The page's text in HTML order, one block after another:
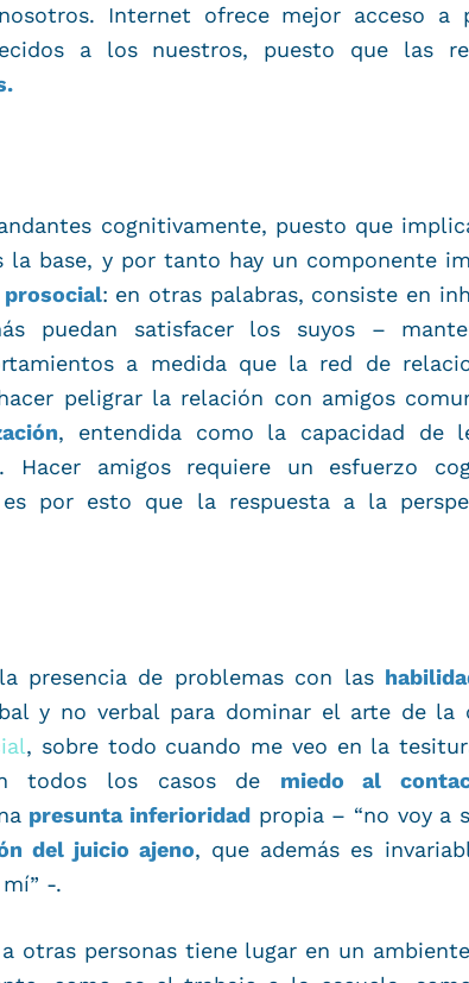
Internet ofrece mejor acceso a
a los nuestros, puesto que las
cognitivamente, puesto que
la base, y por tanto hay un componente
: en otras palabras, consiste en
puedan satisfacer los suyos –
a medida que la red de
peligrar la relación con amigos
, entendida como la capacidad de
amigos requiere un esfuerzo
por esto que la respuesta a la
presencia de problemas con las
y no verbal para dominar el arte de la
, sobre todo cuando me veo en la
todos los casos de miedo al
presunta inferioridadpropia – “no voy a
del juicio ajeno, que además es
-.
otras personas tiene lugar en un